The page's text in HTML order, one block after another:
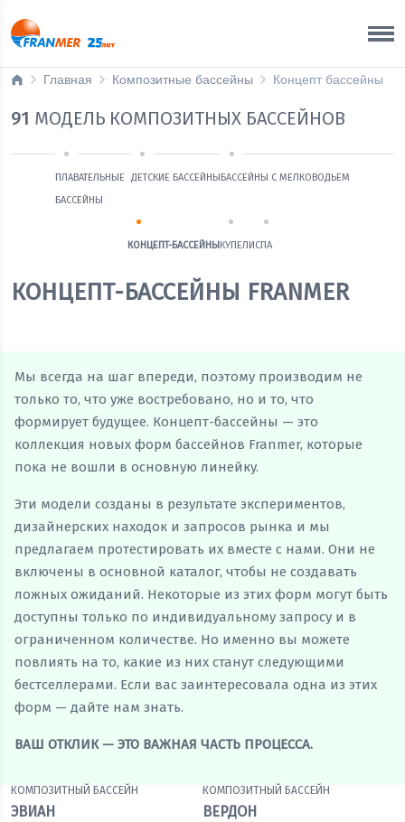
Главная Композитные бассейны Концепт бассейны
91 МОДЕЛЬ КОМПОЗИТНЫХ БАССЕЙНОВ
ПЛАВАТЕЛЬНЫЕ
БАССЕЙНЫ
ДЕТСКИЕ БАССЕЙНЫБАССЕЙНЫ С МЕЛКОВОДЬЕМ
КОНЦЕПТ-БАССЕЙНЫКУПЕЛИСПА
КОНЦЕПТ-БАССЕЙНЫ FRANMER
Мы всегда на шаг впереди, поэтому производим не
только то, что уже востребовано, но и то, что
формирует будущее. Концепт-бассейны — это
коллекция новых форм бассейнов Franmer, которые
пока не вошли в основную линейку.
Эти модели созданы в результате экспериментов,
дизайнерских находок и запросов рынка и мы
предлагаем протестировать их вместе с нами. Они не
включены в основной каталог, чтобы не создавать
ложных ожиданий. Некоторые из этих форм могут быть
доступны только по индивидуальному запросу и в
ограниченном количестве. Но именно вы можете
повлиять на то, какие из них станут следующими
бестселлерами. Если вас заинтересовала одна из этих
форм — дайте нам знать.
ВАШ ОТКЛИК — ЭТО ВАЖНАЯ ЧАСТЬ ПРОЦЕССА.
КОМПОЗИТНЫЙ БАССЕЙН
ЭВИАН
КОМПОЗИТНЫЙ БАССЕЙН
ВЕРДОН